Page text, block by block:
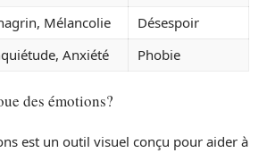
Mélancolie
Désespoir
Anxiété Phobie
des émotions?
est un outil visuel conçu pour aider à